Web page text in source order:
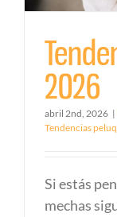
2026
abril 2nd, 2026 |
Tendencias
Si estás
mechas